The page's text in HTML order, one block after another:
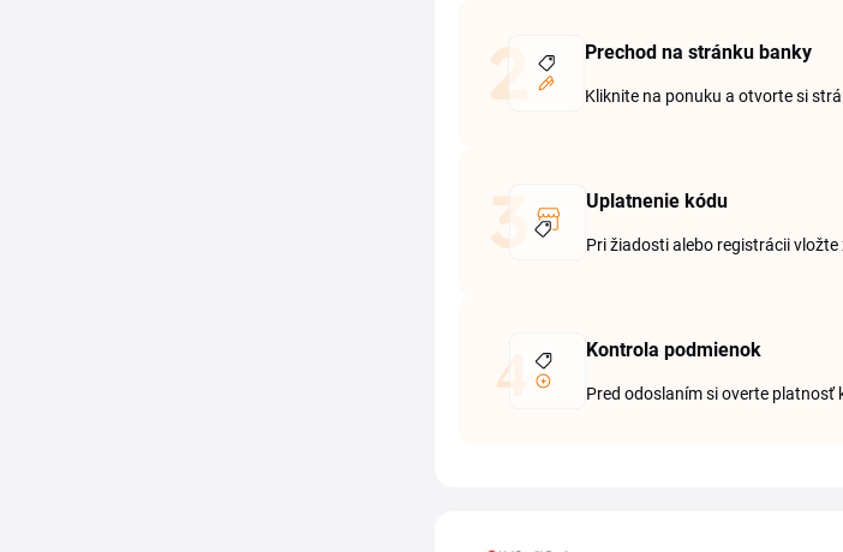
Prechod na stránku banky
Kliknite na ponuku a otvorte si
Uplatnenie kódu
Pri žiadosti alebo registrácii
Kontrola podmienok
Pred odoslaním si overte platnosť